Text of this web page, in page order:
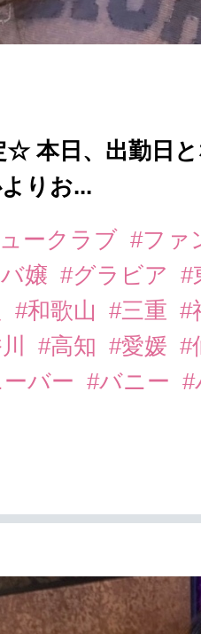
本日、出勤日
りお...
ークラブ #ファ
嬢 #グラビア
#
#和歌山 #三重 #
#高知 #愛媛 #
バー #バニー #